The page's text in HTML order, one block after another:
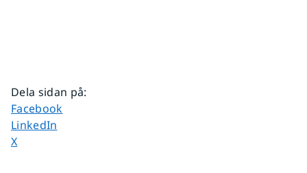
Dela sidan på:
Dela sidan på
Facebook
Dela sidan på
LinkedIn
Dela sidan på
X